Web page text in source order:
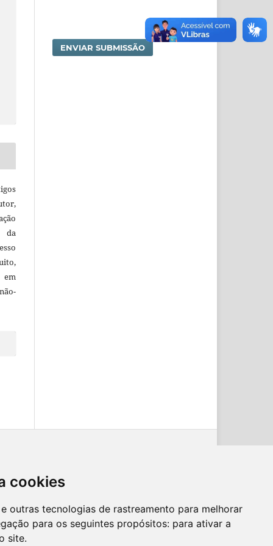
cookies
outras tecnologias de rastreamento para melhorar
para os seguintes propósitos: para ativar a
site.
da
ENVIAR SUBMISSÃO